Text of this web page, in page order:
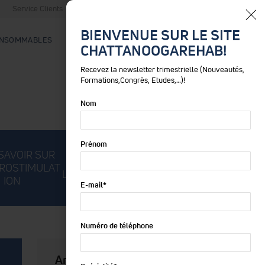
Rechercher
SUR
ION
LA THÉRAPIE LASER
LES TABLES
Articles récents
BIENVENUE SUR LE SITE
CHATTANOOGAREHAB!
Recevez la newsletter trimestrielle (Nouveautés,
Formations,Congrès, Etudes,…)!
Nom
Prénom
E-mail*
Numéro de téléphone